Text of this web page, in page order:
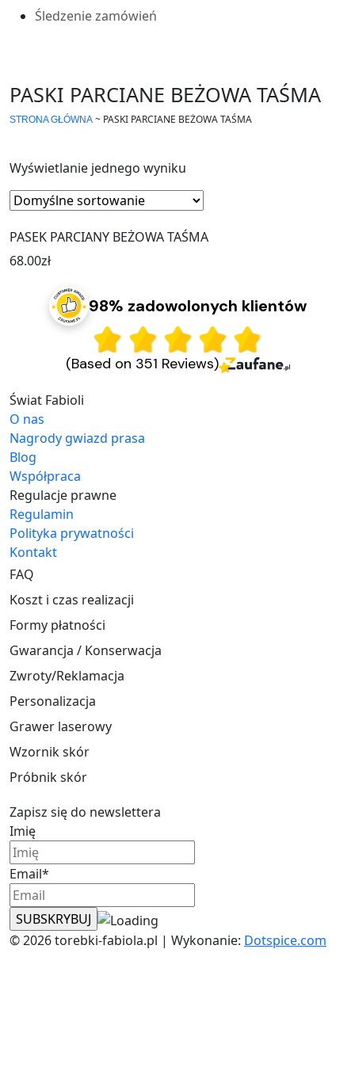
Śledzenie zamówień
PASKI PARCIANE BEŻOWA TAŚMA
STRONA GŁÓWNA ~ PASKI PARCIANE BEŻOWA TAŚMA
Wyświetlanie jednego wyniku
PASEK PARCIANY BEŻOWA TAŚMA
68.00zł
98% zadowolonych klientów
(Based on 351 Reviews)
Świat Fabioli
O nas
Nagrody gwiazd prasa
Blog
Współpraca
Regulacje prawne
Regulamin
Polityka prywatności
Kontakt
FAQ
Koszt i czas realizacji
Formy płatności
Gwarancja / Konserwacja
Zwroty/Reklamacja
Personalizacja
Grawer laserowy
Wzornik skór
Próbnik skór
Zapisz się do newslettera
Imię
Email*
© 2026 torebki-fabiola.pl | Wykonanie: Dotspice.com